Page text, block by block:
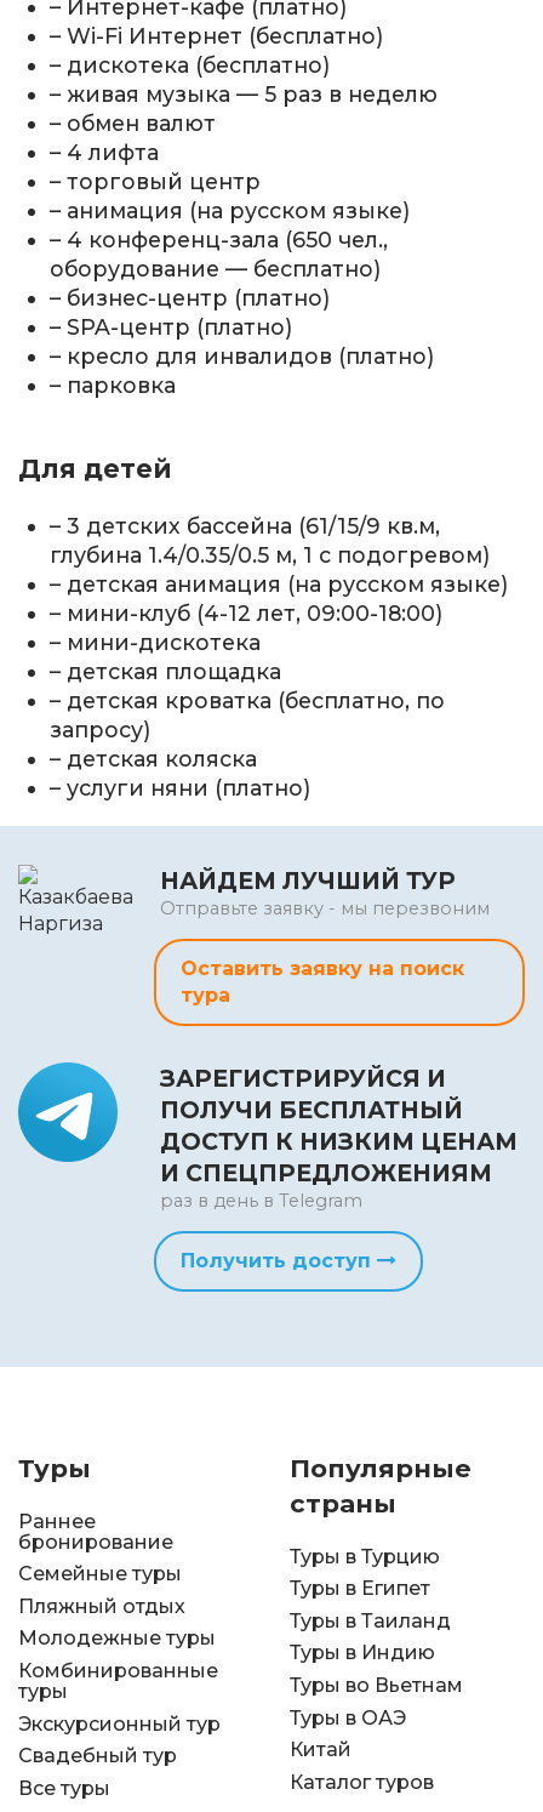
– Интернет-кафе (платно)
– Wi-Fi Интернет (бесплатно)
– дискотека (бесплатно)
– живая музыка — 5 раз в неделю
– обмен валют
– 4 лифта
– торговый центр
– анимация (на русском языке)
– 4 конференц-зала (650 чел.,
оборудование — бесплатно)
– бизнес-центр (платно)
– SPA-центр (платно)
– кресло для инвалидов (платно)
– парковка
Для детей
– 3 детских бассейна (61/15/9 кв.м,
глубина 1.4/0.35/0.5 м, 1 с подогревом)
– детская анимация (на русском языке)
– мини-клуб (4-12 лет, 09:00-18:00)
– мини-дискотека
– детская площадка
– детская кроватка (бесплатно, по
запросу)
– детская коляска
– услуги няни (платно)
НАЙДЕМ ЛУЧШИЙ ТУР
Отправьте заявку - мы перезвоним
Оставить заявку на поиск
тура
ЗАРЕГИСТРИРУЙСЯ И
ПОЛУЧИ БЕСПЛАТНЫЙ
ДОСТУП К НИЗКИМ ЦЕНАМ
И СПЕЦПРЕДЛОЖЕНИЯМ
раз в день в Telegram
Получить доступ
Туры
Раннее
бронирование
Семейные туры
Пляжный отдых
Молодежные туры
Комбинированные
туры
Экскурсионный тур
Свадебный тур
Все туры
Популярные
страны
Туры в Турцию
Туры в Египет
Туры в Таиланд
Туры в Индию
Туры во Вьетнам
Туры в ОАЭ
Китай
Каталог туров